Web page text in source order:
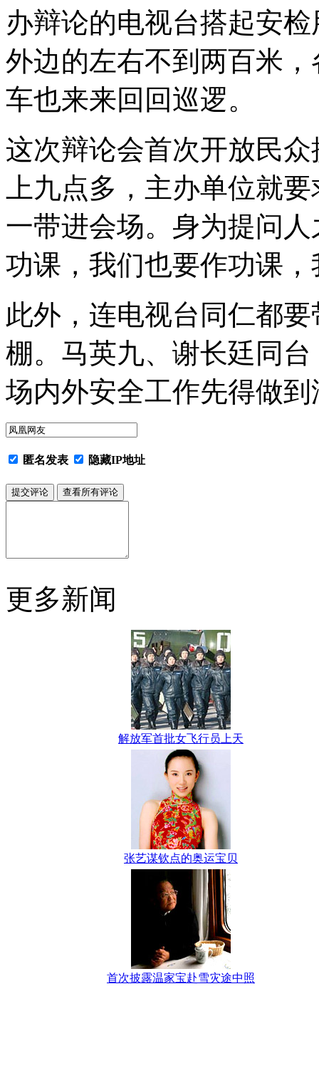
办辩论的电视台搭起安
外边的左右不到两百米
车也来来回回巡逻。
这次辩论会首次开放民
上九点多，主办单位就
一带进会场。身为提问
功课，我们也要作功课
此外，连电视台同仁都
棚。马英九、谢长廷同
场内外安全工作先得做
匿名发表 隐藏IP地址
更多新闻
解放军首批女飞行员上天
张艺谋钦点的奥运宝贝
首次披露温家宝赴雪灾途中照